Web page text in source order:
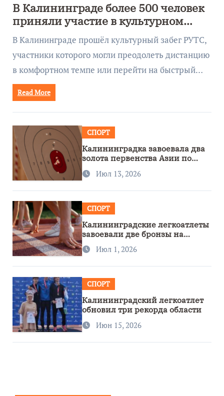
В Калининграде более 500 человек
приняли участие в культурном
забеге
В Калининграде прошёл культурный забег РУТС,
участники которого могли преодолеть дистанцию
в комфортном темпе или перейти на быстрый…
Read More
СПОРТ
Калининградка завоевала два
золота первенства Азии по
метанию ножа
Июл 13, 2026
СПОРТ
Калининградские легкоатлеты
завоевали две бронзы на
первенстве России
Июл 1, 2026
СПОРТ
Калининградский легкоатлет
обновил три рекорда области
Июн 15, 2026